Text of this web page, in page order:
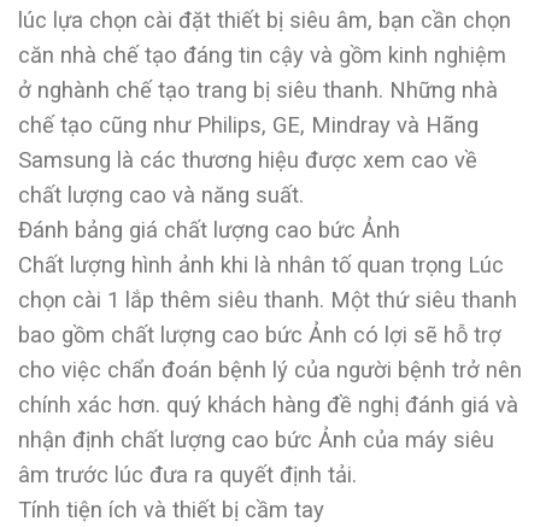
lúc lựa chọn cài đặt thiết bị siêu âm, bạn cần chọn
căn nhà chế tạo đáng tin cậy và gồm kinh nghiệm
ở nghành chế tạo trang bị siêu thanh. Những nhà
chế tạo cũng như Philips, GE, Mindray và Hãng
Samsung là các thương hiệu được xem cao về
chất lượng cao và năng suất.
Đánh bảng giá chất lượng cao bức Ảnh
Chất lượng hình ảnh khi là nhân tố quan trọng Lúc
chọn cài 1 lắp thêm siêu thanh. Một thứ siêu thanh
bao gồm chất lượng cao bức Ảnh có lợi sẽ hỗ trợ
cho việc chẩn đoán bệnh lý của người bệnh trở nên
chính xác hơn. quý khách hàng đề nghị đánh giá và
nhận định chất lượng cao bức Ảnh của máy siêu
âm trước lúc đưa ra quyết định tải.
Tính tiện ích và thiết bị cầm tay